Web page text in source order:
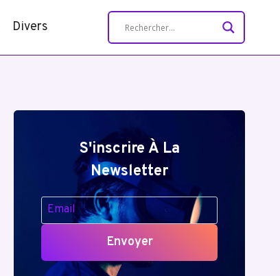
Divers
S'inscrire À La
Newsletter
Envoyer